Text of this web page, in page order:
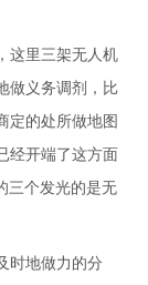
这里三架无人机
做义务调剂，比
定的处所做地图
经开端了这方面
三个发光的是无
时地做力的分